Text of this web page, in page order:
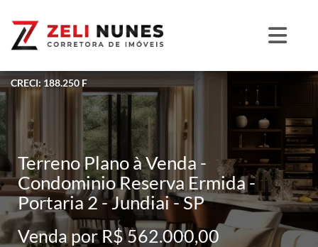
CRECI: 188.250 F
Terreno Plano à Venda -
Condominio Reserva Ermida -
Portaria 2 - Jundiai - SP
Venda por R$ 562.000,00